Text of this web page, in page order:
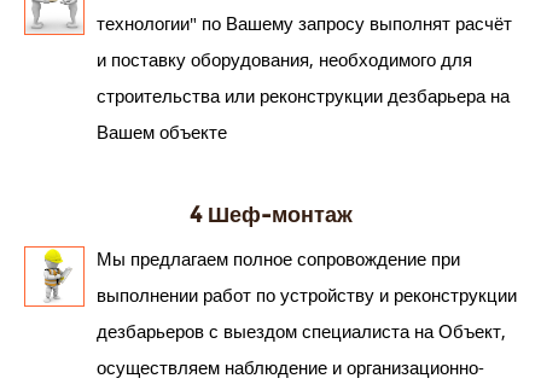
технологии" по Вашему запросу выполнят расчёт
и поставку оборудования, необходимого для
строительства или реконструкции дезбарьера на
Вашем объекте
4 Шеф-монтаж
Мы предлагаем полное сопровождение при
выполнении работ по устройству и реконструкции
дезбарьеров с выездом специалиста на Объект,
осуществляем наблюдение и организационно-